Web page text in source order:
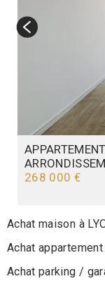
268 000 €
Achat maison à
Achat appartement
Achat parking /